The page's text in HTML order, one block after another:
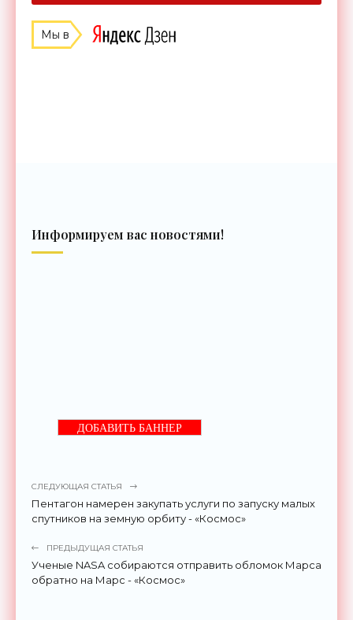
Мы в
Информируем вас новостями!
ДОБАВИТЬ БАННЕР
СЛЕДУЮЩАЯ СТАТЬЯ
Пентагон намерен закупать услуги по запуску малых
спутников на земную орбиту - «Космос»
ПРЕДЫДУЩАЯ СТАТЬЯ
Ученые NASA собираются отправить обломок Марса
обратно на Марс - «Космос»